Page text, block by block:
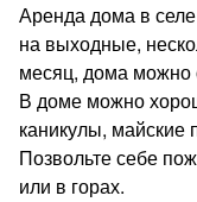
Аренда дома в
на выходные,
месяц, дома можно
В доме можно
каникулы, майские
Позвольте себе
или в горах.